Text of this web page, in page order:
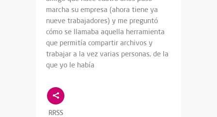
marcha su empresa (ahora tiene ya
nueve trabajadores) y me preguntó
cómo se llamaba aquella herramienta
que permitía compartir archivos y
trabajar a la vez varias personas, de la
que yo le había
RRSS